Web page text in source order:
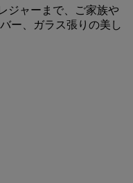
ジャーまで、ご家族や
ー、ガラス張りの美し